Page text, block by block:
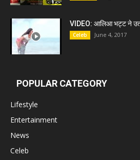
VIDEO: आलिआ भट्ट ने
Celeb June 4, 2017
POPULAR CATEGORY
Lifestyle
Entertainment
News
Celeb